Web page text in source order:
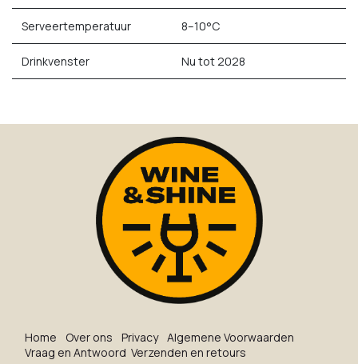
Serveertemperatuur 8–10°C
Drinkvenster Nu tot 2028
Ho​me O​ve​r on​s Privacy Algemene Voorwaarden
Vraag en Antwoord Verzenden en retours